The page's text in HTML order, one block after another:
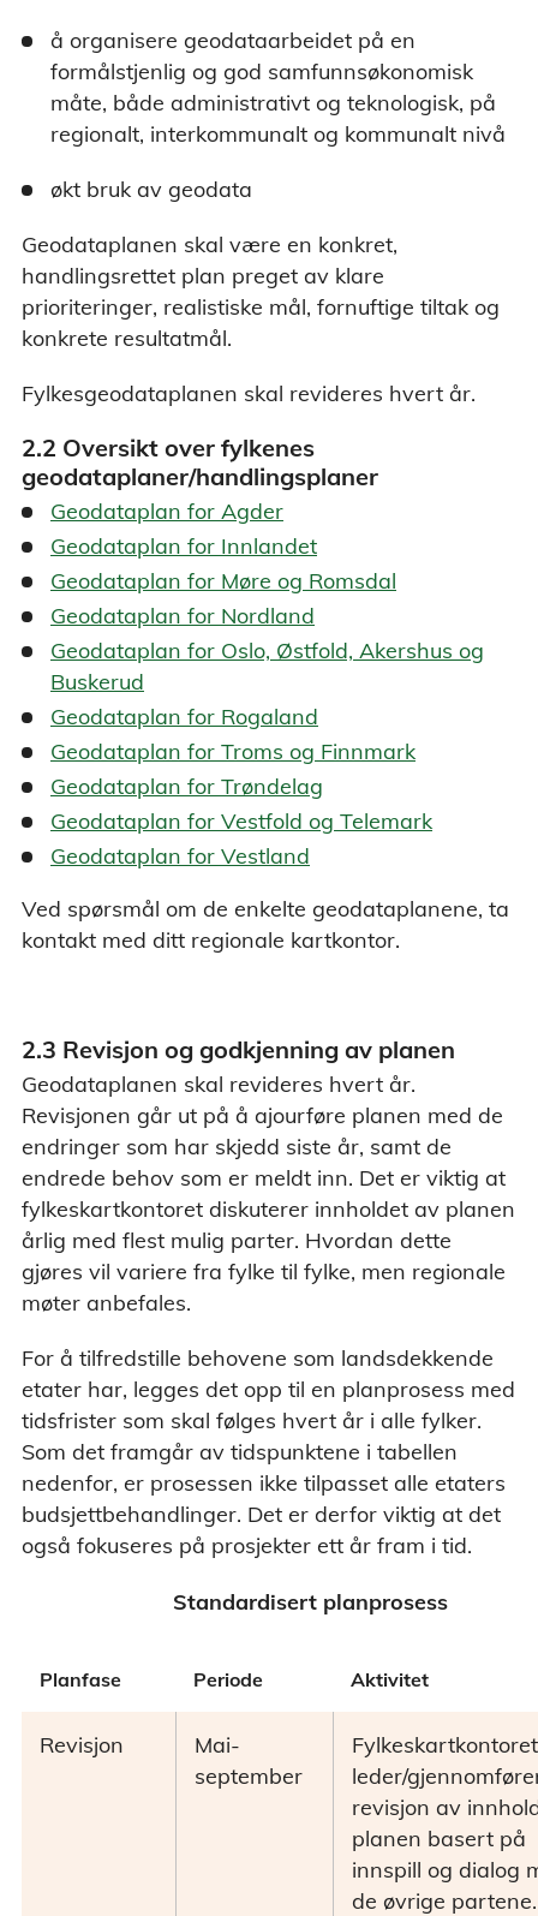
å organisere geodataarbeidet på en
formålstjenlig og god samfunnsøkonomisk
måte, både administrativt og teknologisk, på
regionalt, interkommunalt og kommunalt nivå
økt bruk av geodata
Geodataplanen skal være en konkret,
handlingsrettet plan preget av klare
prioriteringer, realistiske mål, fornuftige tiltak og
konkrete resultatmål.
Fylkesgeodataplanen skal revideres hvert år.
2.2 Oversikt over fylkenes
geodataplaner/handlingsplaner
Geodataplan for Agder
Geodataplan for Innlandet
Geodataplan for Møre og Romsdal
Geodataplan for Nordland
Geodataplan for Oslo, Østfold, Akershus og
Buskerud
Geodataplan for Rogaland
Geodataplan for Troms og Finnmark
Geodataplan for Trøndelag
Geodataplan for Vestfold og Telemark
Geodataplan for Vestland
Ved spørsmål om de enkelte geodataplanene, ta
kontakt med ditt regionale kartkontor.
2.3 Revisjon og godkjenning av planen
Geodataplanen skal revideres hvert år.
Revisjonen går ut på å ajourføre planen med de
endringer som har skjedd siste år, samt de
endrede behov som er meldt inn. Det er viktig at
fylkeskartkontoret diskuterer innholdet av planen
årlig med flest mulig parter. Hvordan dette
gjøres vil variere fra fylke til fylke, men regionale
møter anbefales.
For å tilfredstille behovene som landsdekkende
etater har, legges det opp til en planprosess med
tidsfrister som skal følges hvert år i alle fylker.
Som det framgår av tidspunktene i tabellen
nedenfor, er prosessen ikke tilpasset alle etaters
budsjettbehandlinger. Det er derfor viktig at det
også fokuseres på prosjekter ett år fram i tid.
Standardisert planprosess
Planfase Periode Aktivitet
Revisjon
Mai-
september
Fylkeskartkontoret
leder/
revisjon av
planen basert på
innspill og dialog
de øvrige partene.